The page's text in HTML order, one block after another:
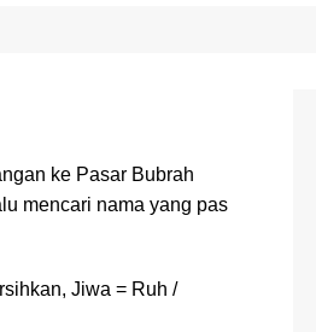
ke Pasar Bubrah
mencari nama yang pas
Jiwa = Ruh /